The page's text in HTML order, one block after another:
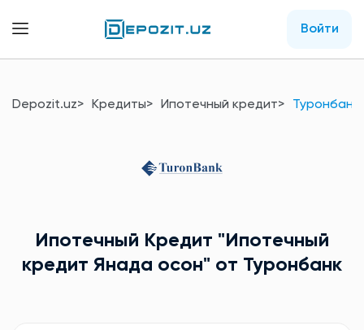
Войти
Depozit.uz Кредиты Ипотечный кредит Туронбанк
Ипотечный Кредит "Ипотечный
кредит Янада осон" от Туронбанк